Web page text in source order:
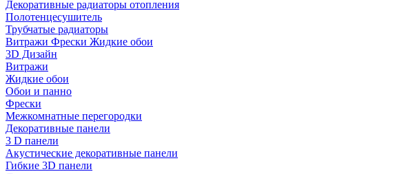
Декоративные радиаторы отопления
Полотенцесушитель
Трубчатые радиаторы
Витражи Фрески Жидкие обои
3D Дизайн
Витражи
Жидкие обои
Обои и панно
Фрески
Межкомнатные перегородки
Декоративные панели
3 D панели
Акустические декоративные панели
Гибкие 3D панели